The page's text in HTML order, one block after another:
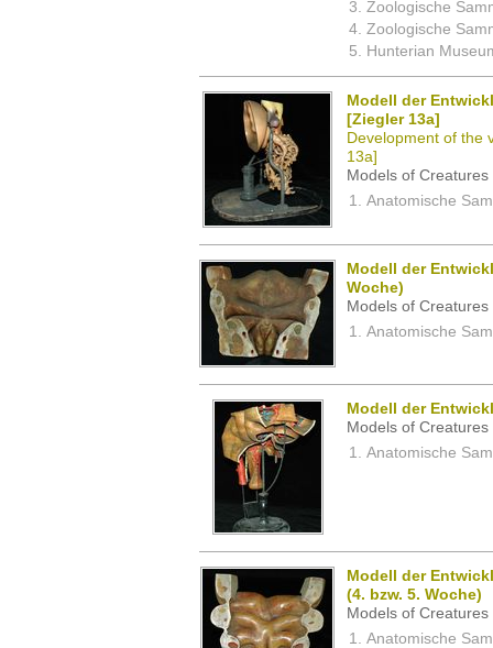
Zoologische
Zoologische
Hunterian
Modell der
[Ziegler 13a]
Development of the
13a]
Models of
Anatomische
Modell der
Woche)
Models of
Anatomische
Modell der
Models of
Anatomische
Modell der
(4. bzw. 5. Woche)
Models of
Anatomische